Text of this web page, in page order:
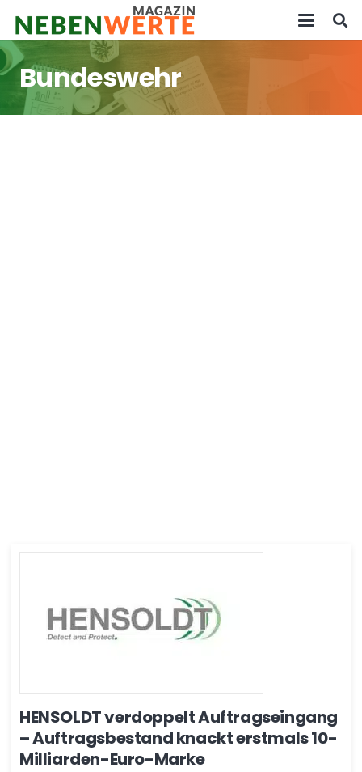
Bundeswehr
HENSOLDT verdoppelt Auftragseingang
– Auftragsbestand knackt erstmals 10-
Milliarden-Euro-Marke